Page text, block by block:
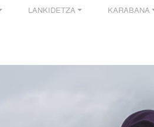
LANKIDETZA KARABANA